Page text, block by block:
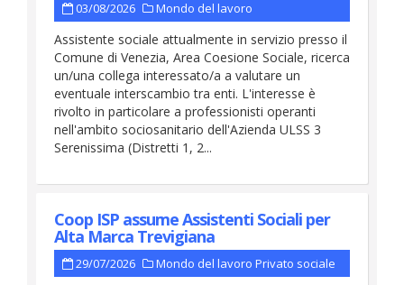
03/08/2026 Mondo del lavoro
Assistente sociale attualmente in servizio presso il
Comune di Venezia, Area Coesione Sociale, ricerca
un/una collega interessato/a a valutare un
eventuale interscambio tra enti. L'interesse è
rivolto in particolare a professionisti operanti
nell'ambito sociosanitario dell'Azienda ULSS 3
Serenissima (Distretti 1, 2...
Coop ISP assume Assistenti Sociali per
Alta Marca Trevigiana
29/07/2026 Mondo del lavoro Privato sociale